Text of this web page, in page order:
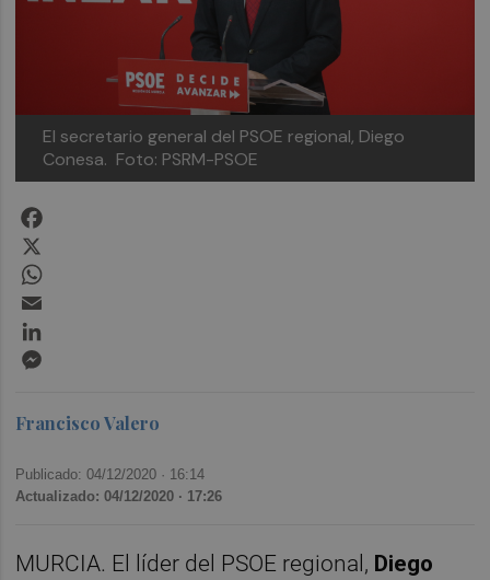
El secretario general del PSOE regional, Diego
Conesa. Foto: PSRM-PSOE
Francisco Valero
Publicado: 04/12/2020 · 16:14
Actualizado: 04/12/2020 · 17:26
MURCIA. El líder del PSOE regional, Diego